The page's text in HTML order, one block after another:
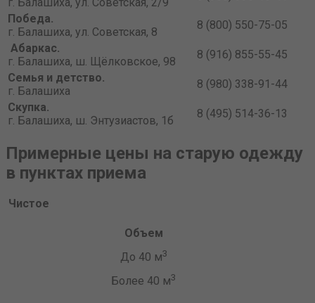
Победа.
г. Балашиха, ул. Советская, 8
8 (800) 550-75-05
Абаркас.
г. Балашиха, ш. Щёлковское, 98
8 (916) 855-55-45
Семья и детство.
г. Балашиха
8 (980) 338-91-44
Скупка.
г. Балашиха, ш. Энтузиастов, 1б
8 (495) 514-36-13
Примерные цены на старую одежду
в пунктах приема
Чистое
Объем
До 40 м3
Более 40 м3